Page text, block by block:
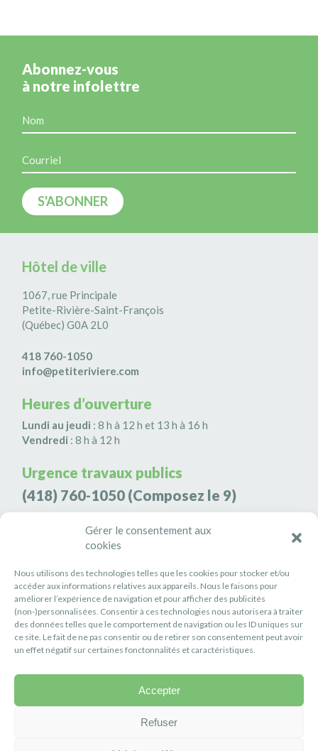
Gérer le consentement aux
cookies
Nous utilisons des technologies telles que les cookies pour stocker et/ou
accéder aux informations relatives aux appareils. Nous le faisons pour
améliorer l’expérience de navigation et pour afficher des publicités
(non-)personnalisées. Consentir à ces technologies nous autorisera à traiter
des données telles que le comportement de navigation ou les ID uniques sur
ce site. Le fait de ne pas consentir ou de retirer son consentement peut avoir
un effet négatif sur certaines fonctonnalités et caractéristiques.
Accepter
Refuser
Abonnez-vous
à notre infolettre
Hôtel de ville
1067, rue Principale
Petite-Rivière-Saint-François
(Québec) G0A 2L0
418 760-1050
info@petiteriviere.com
Heures d’ouverture
Lundi au jeudi : 8 h à 12 h et 13 h à 16 h
Vendredi : 8 h à 12 h
Urgence travaux publics
(418) 760-1050 (Composez le 9)
Agence de sécurité S3K9
(418) 808-9566
#PETITERIVIÈRE
Suivez-nous
Politique de confidentialité
Réalisation :Axe Création